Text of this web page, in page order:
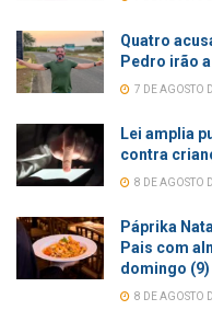
Quatro
Pedro irão
7 DE AGOSTO
Lei amplia
contra
8 DE AGOSTO
Páprika
Pais com
domingo (9)
8 DE AGOSTO